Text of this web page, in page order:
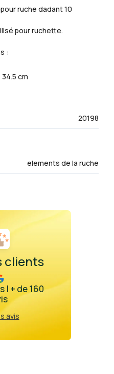
ruche dadant 10
pour ruchette.
:
cm
20198
elements de la ruche
clients
| + de 160
avis